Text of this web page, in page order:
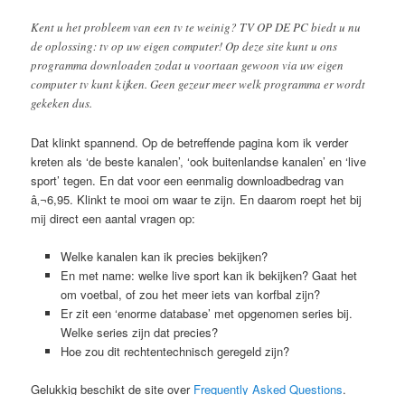
Kent u het probleem van een tv te weinig? TV OP DE PC biedt u nu
de oplossing: tv op uw eigen computer! Op deze site kunt u ons
programma downloaden zodat u voortaan gewoon via uw eigen
computer tv kunt kijken. Geen gezeur meer welk programma er wordt
gekeken dus.
Dat klinkt spannend. Op de betreffende pagina kom ik verder
kreten als ‘de beste kanalen’, ‘ook buitenlandse kanalen’ en ‘live
sport’ tegen. En dat voor een eenmalig downloadbedrag van
â‚¬6,95. Klinkt te mooi om waar te zijn. En daarom roept het bij
mij direct een aantal vragen op:
Welke kanalen kan ik precies bekijken?
En met name: welke live sport kan ik bekijken? Gaat het
om voetbal, of zou het meer iets van korfbal zijn?
Er zit een ‘enorme database’ met opgenomen series bij.
Welke series zijn dat precies?
Hoe zou dit rechtentechnisch geregeld zijn?
Gelukkig beschikt de site over Frequently Asked Questions.